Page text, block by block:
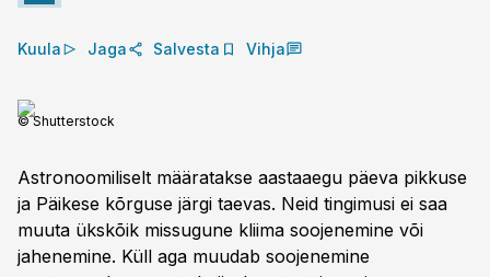
Kuula Jaga Salvesta Vihja
© Shutterstock
Astronoomiliselt määratakse aastaaegu päeva pikkuse
ja Päikese kõrguse järgi taevas. Neid tingimusi ei saa
muuta ükskõik missugune kliima soojenemine või
jahenemine. Küll aga muudab soojenemine